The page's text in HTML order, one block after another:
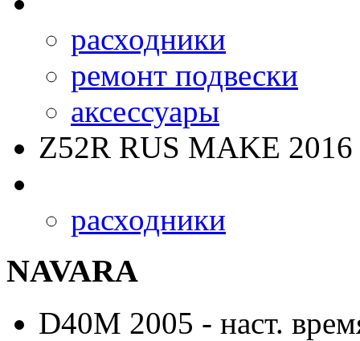
расходники
ремонт подвески
аксессуары
Z52R RUS MAKE 2016
расходники
NAVARA
D40M 2005 - наст.